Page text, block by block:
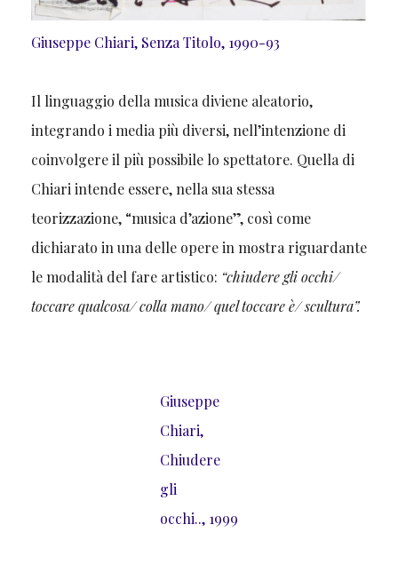
Giuseppe Chiari, Senza Titolo, 1990-93
Il linguaggio della musica diviene aleatorio,
integrando i media più diversi, nell’intenzione di
coinvolgere il più possibile lo spettatore. Quella di
Chiari intende essere, nella sua stessa
teorizzazione, “musica d’azione”, così come
dichiarato in una delle opere in mostra riguardante
le modalità del fare artistico: “chiudere gli occhi/
toccare qualcosa/ colla mano/ quel toccare è/ scultura”.
Giuseppe
Chiari,
Chiudere
gli
occhi.., 1999